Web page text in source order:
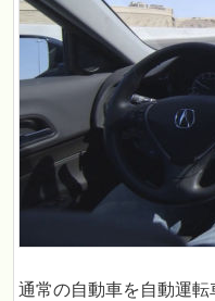
通常の自動車を自動運